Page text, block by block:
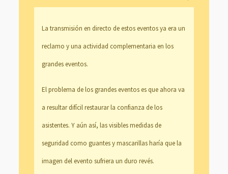
La transmisión en directo de estos eventos ya era un
reclamo y una actividad complementaria en los
grandes eventos.
El problema de los grandes eventos es que ahora va
a resultar difícil restaurar la confianza de los
asistentes. Y aún así, las visibles medidas de
seguridad como guantes y mascarillas haría que la
imagen del evento sufriera un duro revés.